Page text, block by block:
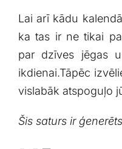
Lai⁢ arī‍ kādu
ka ⁤tas ⁤ir ne tikai
par dzīves jēgas
ikdienai.Tāpēc
vislabāk⁤ atspoguļo
Šis saturs ir